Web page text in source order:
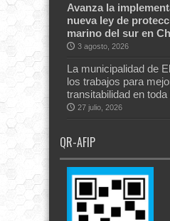
Avanza la
nueva ley de
marino del sur en
3 agosto, 2026
La municipalidad de
los trabajos para
transitabilidad en
27 julio, 2026
QR-AFIP